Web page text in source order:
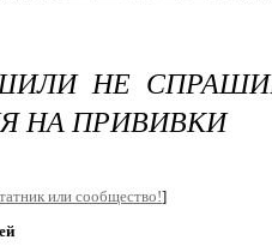
НЕ
НА ПРИВИВКИ
или сообщество!]